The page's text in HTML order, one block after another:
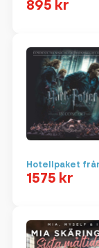
895 kr
Hotellpaket
1575 kr